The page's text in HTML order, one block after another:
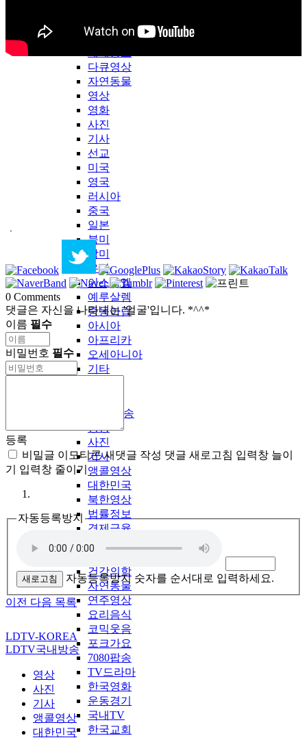
2024년
화제영상
다큐영상
자연동물
영상
영화
사진
기사
선교
미국
영국
러시아
중국
일본
북미
남미
유럽
이스라엘
예루살렘
중동아랍
아시아
아프리카
오세아니아
기타
LDTV국내방송
영상
사진
기사
앵콜영상
대한민국
북한영상
법률정보
경제금융
시니어
건강의학
자연동물
연주영상
요리음식
코믹웃음
포크가요
7080팝송
TV드라마
한국영화
운동경기
국내TV
한국교회
ㆍ
0 Comments
댓글은 자신을 나타내는 '얼굴'입니다. *^^*
이름 필수
비밀번호 필수
등록
비밀글 이모티콘 새댓글 작성 댓글 새로고침 입력창 늘이
기
입력창 줄이기
자동등록방지
새로고침 자동등록방지 숫자를 순서대로 입력하세요.
이전 다음 목록
LDTV-KOREA
LDTV국내방송
영상
사진
기사
앵콜영상
대한민국